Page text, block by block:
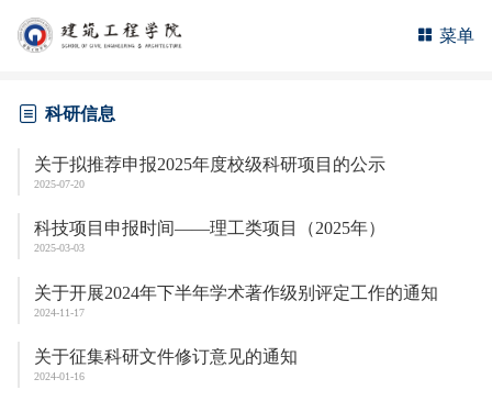
菜单
科研信息
关于拟推荐申报2025年度校级科研项目的公示
2025-07-20
科技项目申报时间——理工类项目（2025年）
2025-03-03
关于开展2024年下半年学术著作级别评定工作的通知
2024-11-17
关于征集科研文件修订意见的通知
2024-01-16